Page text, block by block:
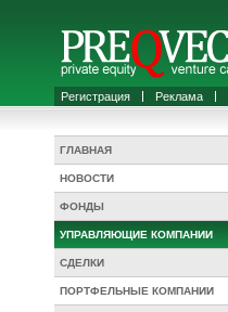
Регистрация Реклама
ГЛАВНАЯ
НОВОСТИ
ФОНДЫ
УПРАВЛЯЮЩИЕ КОМПАНИИ
СДЕЛКИ
ПОРТФЕЛЬНЫЕ КОМПАНИИ